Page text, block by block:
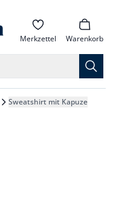
Merkzettel Warenkorb
Sweatshirt mit Kapuze